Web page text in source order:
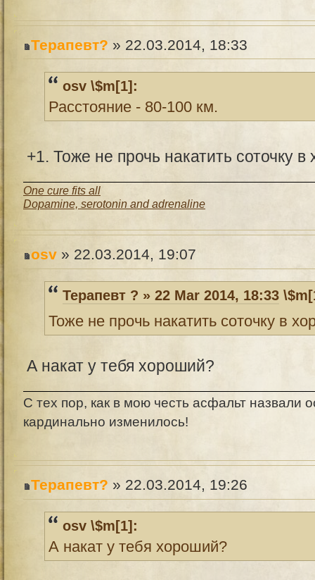
Терапевт? » 22.03.2014, 18:33
osv \$m[1]:
Расстояние - 80-100 км.
+1. Тоже не прочь накатить соточку
One cure fits all
Dopamine, serotonin and adrenaline
osv » 22.03.2014, 19:07
Терапевт ? » 22 Mar 2014, 18:33
Тоже не прочь накатить соточку в
А накат у тебя хороший?
С тех пор, как в мою честь асфальт назвали
кардинально изменилось!
Терапевт? » 22.03.2014, 19:26
osv \$m[1]:
А накат у тебя хороший?